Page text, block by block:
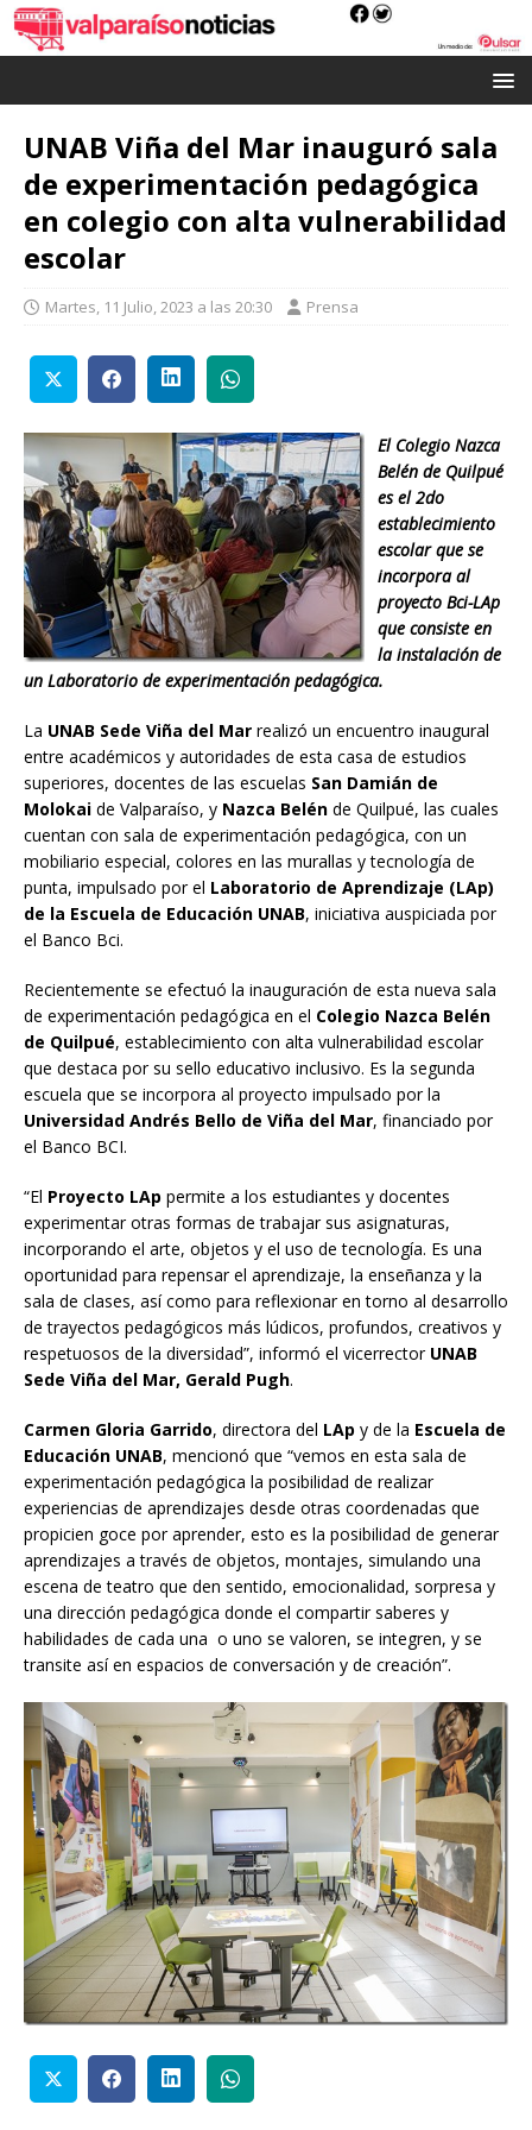
UNAB Viña del Mar inauguró sala
de experimentación pedagógica
en colegio con alta vulnerabilidad
escolar
Martes, 11 Julio, 2023 a las 20:30 Prensa
El Colegio Nazca
Belén de Quilpué
es el 2do
establecimiento
escolar que se
incorpora al
proyecto Bci-LAp
que consiste en
la instalación de
un Laboratorio de experimentación pedagógica.
La UNAB Sede Viña del Mar realizó un encuentro inaugural
entre académicos y autoridades de esta casa de estudios
superiores, docentes de las escuelas San Damián de
Molokai de Valparaíso, y Nazca Belén de Quilpué, las cuales
cuentan con sala de experimentación pedagógica, con un
mobiliario especial, colores en las murallas y tecnología de
punta, impulsado por el Laboratorio de Aprendizaje (LAp)
de la Escuela de Educación UNAB, iniciativa auspiciada por
el Banco Bci.
Recientemente se efectuó la inauguración de esta nueva sala
de experimentación pedagógica en el Colegio Nazca Belén
de Quilpué, establecimiento con alta vulnerabilidad escolar
que destaca por su sello educativo inclusivo. Es la segunda
escuela que se incorpora al proyecto impulsado por la
Universidad Andrés Bello de Viña del Mar, financiado por
el Banco BCI.
“El Proyecto LAp permite a los estudiantes y docentes
experimentar otras formas de trabajar sus asignaturas,
incorporando el arte, objetos y el uso de tecnología. Es una
oportunidad para repensar el aprendizaje, la enseñanza y la
sala de clases, así como para reflexionar en torno al desarrollo
de trayectos pedagógicos más lúdicos, profundos, creativos y
respetuosos de la diversidad”, informó el vicerrector UNAB
Sede Viña del Mar, Gerald Pugh.
Carmen Gloria Garrido, directora del LAp y de la Escuela de
Educación UNAB, mencionó que “vemos en esta sala de
experimentación pedagógica la posibilidad de realizar
experiencias de aprendizajes desde otras coordenadas que
propicien goce por aprender, esto es la posibilidad de generar
aprendizajes a través de objetos, montajes, simulando una
escena de teatro que den sentido, emocionalidad, sorpresa y
una dirección pedagógica donde el compartir saberes y
habilidades de cada una o uno se valoren, se integren, y se
transite así en espacios de conversación y de creación”.